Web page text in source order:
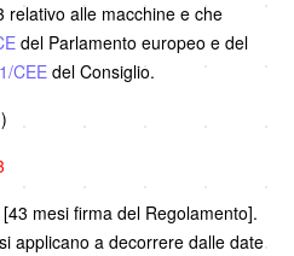
relativo alle macchine e che
del Parlamento europeo e del
CEE del Consiglio.
[43 mesi firma del Regolamento].
applicano a decorrere dalle date